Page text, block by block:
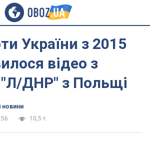
України з 2015
відео з
ДНР" з Польщі
новини
10,5 т.